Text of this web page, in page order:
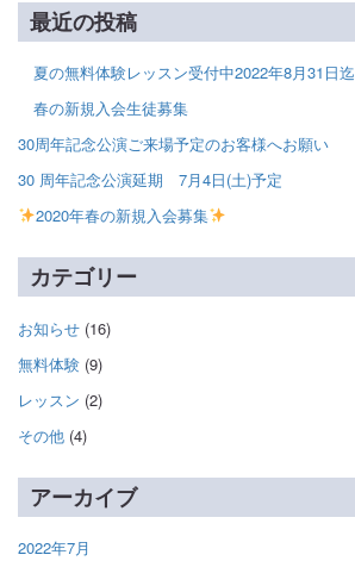
最近の投稿
夏の無料体験レッスン受付中2022年8月31日迄
春の新規入会生徒募集
30周年記念公演ご来場予定のお客様へお願い
30 周年記念公演延期 7月4日(土)予定
2020年春の新規入会募集
カテゴリー
お知らせ (16)
無料体験 (9)
レッスン (2)
その他 (4)
アーカイブ
2022年7月